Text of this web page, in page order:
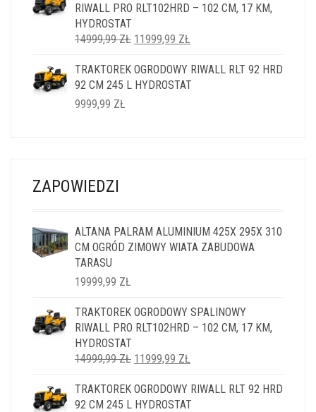
RIWALL PRO RLT102HRD – 102 CM, 17 KM,
HYDROSTAT
14999,99ZŁ PIERWOTNA
WYNOSIŁA:
14999,99 ZŁ.
11999,99 ZŁ
WYNOSI:
11999,99 ZŁ.
TRAKTOREK OGRODOWY RIWALL RLT 92 HRD
92 CM 245 L HYDROSTAT
9999,99 ZŁ
ZAPOWIEDZI
ALTANA PALRAM ALUMINIUM 425X 295X 310
CM OGRÓD ZIMOWY WIATA ZABUDOWA
TARASU
19999,99 ZŁ
TRAKTOREK OGRODOWY SPALINOWY
RIWALL PRO RLT102HRD – 102 CM, 17 KM,
HYDROSTAT
14999,99ZŁ PIERWOTNA
WYNOSIŁA:
14999,99 ZŁ.
11999,99 ZŁ
WYNOSI:
11999,99 ZŁ.
TRAKTOREK OGRODOWY RIWALL RLT 92 HRD
92 CM 245 L HYDROSTAT